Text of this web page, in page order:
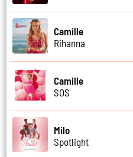
Camille
Rihanna
Camille
SOS
Milo
Spotlight